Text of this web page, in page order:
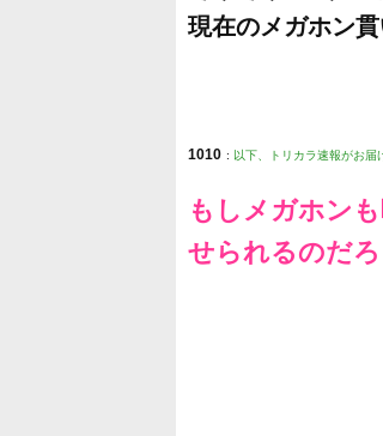
現在のメガホン
1010 : 以下、トリカラ速報がお届
もしメガホン
せられるのだ